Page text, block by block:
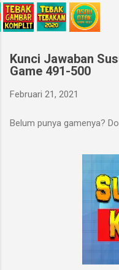
Kunci Jawaban
Game 491-500
Februari 21, 2021
Belum punya gamenya?